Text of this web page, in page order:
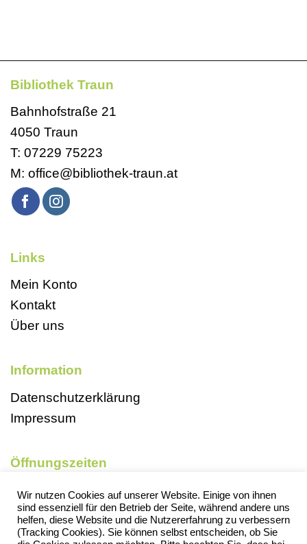
Bibliothek Traun
Bahnhofstraße 21
4050 Traun
T: 07229 75223
M: office@bibliothek-traun.at
Links
Mein Konto
Kontakt
Über uns
Information
Datenschutzerklärung
Impressum
Öffnungszeiten
Mo, So und Feiertags geschlossen
Di 9-18 Uhr
Mi 13-18 Uhr
Wir nutzen Cookies auf unserer Website. Einige von ihnen
sind essenziell für den Betrieb der Seite, während andere uns
helfen, diese Website und die Nutzererfahrung zu verbessern
(Tracking Cookies). Sie können selbst entscheiden, ob Sie